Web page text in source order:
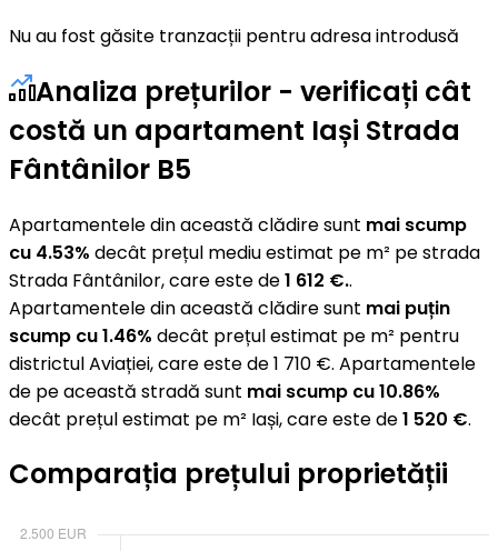
Nu au fost găsite tranzacții pentru adresa introdusă
Analiza prețurilor - verificați cât
costă un apartament Iași Strada
Fântânilor B5
Apartamentele din această clădire sunt mai scump
cu 4.53% decât prețul mediu estimat pe m² pe strada
Strada Fântânilor, care este de1 612 €..
Apartamentele din această clădire sunt mai puțin
scump cu 1.46% decât prețul estimat pe m² pentru
districtul Aviației, care este de 1 710 €. Apartamentele
de pe această stradă sunt mai scump cu 10.86%
decât prețul estimat pe m² Iași, care este de1 520 €.
Comparația prețului proprietății